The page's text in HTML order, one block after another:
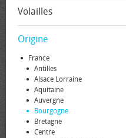
Volailles
Origine
France
Antilles
Alsace Lorraine
Aquitaine
Auvergne
Bourgogne
Bretagne
Centre